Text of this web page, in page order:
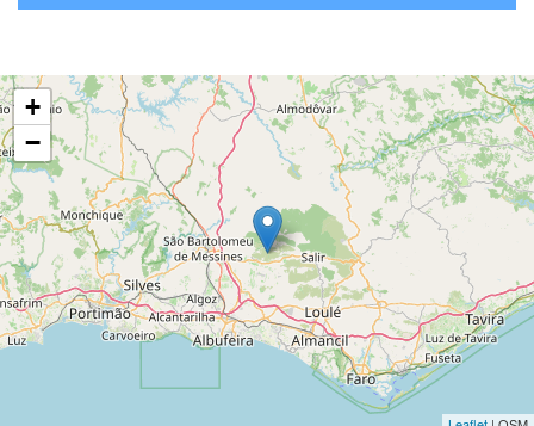
+
−